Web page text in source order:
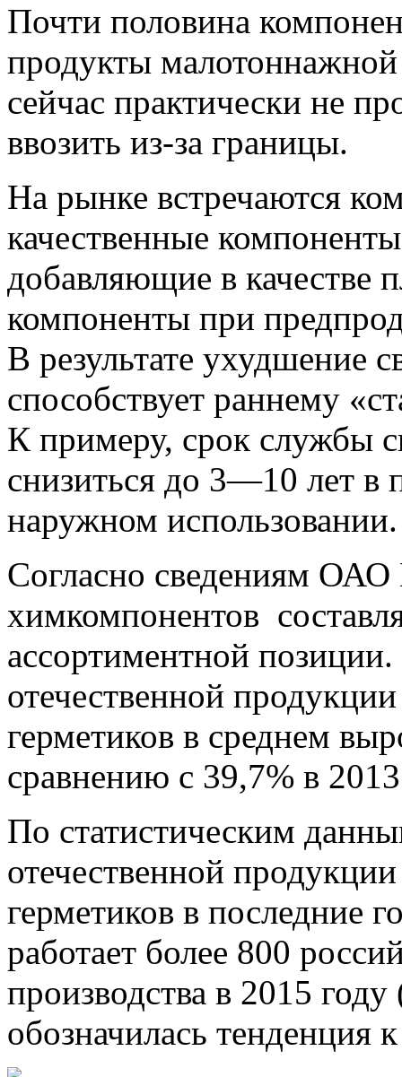
Почти половина
продукты
сейчас практически не
ввозить из-за границы.
На рынке встречаются
качественные
добавляющие в качестве
компоненты при
В результате ухудшение
способствует раннему
К примеру, срок службы
снизиться до 3—10 лет
наружном использовании.
Согласно сведениям
химкомпонентов
ассортиментной
отечественной
герметиков в среднем
сравнению с 39,7% в
По статистическим
отечественной
герметиков в последние
работает более 800
производства в 2015
обозначилась тенденция